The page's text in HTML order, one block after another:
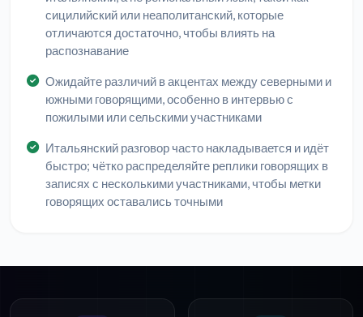
сицилийский или неаполитанский, которые
отличаются достаточно, чтобы влиять на
распознавание
Ожидайте различий в акцентах между северными и
южными говорящими, особенно в интервью с
пожилыми или сельскими участниками
Итальянский разговор часто накладывается и идёт
быстро; чётко распределяйте реплики говорящих в
записях с несколькими участниками, чтобы метки
говорящих оставались точными